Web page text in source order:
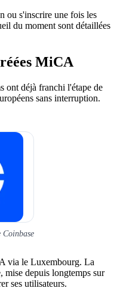
ou s'inscrire une fois les
du moment sont détaillées
MiCA
ont déjà franchi l'étape de
sans interruption.
via le Luxembourg. La
mise depuis longtemps sur
ses utilisateurs.